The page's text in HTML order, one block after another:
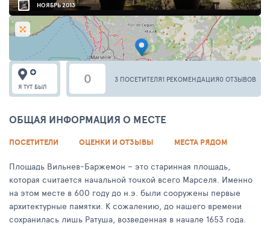
НОЯБРЬ 2013
0 3 ПОСЕТИТЕЛЯ1 РЕКОМЕНДАЦИЯ0 ОТЗЫВОВ
Я ТУТ БЫЛ
ОБЩАЯ ИНФОРМАЦИЯ О МЕСТЕ
ПОСЕТИТЕЛИ ОЦЕНКИ И ОТЗЫВЫ МЕСТА РЯДОМ
Площадь Вильнев-Баржемон – это старинная площадь,
которая считается начальной точкой всего Марселя. Именно
на этом месте в 600 году до н.э. были сооружены первые
архитектурные памятки. К сожалению, до нашего времени
сохранилась лишь Ратуша, возведенная в начале 1653 года.